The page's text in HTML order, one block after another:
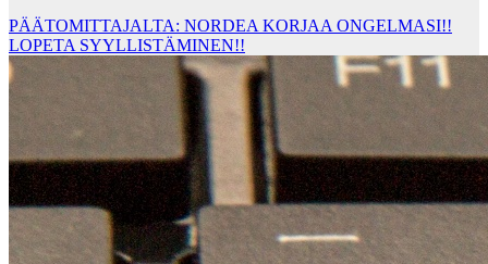
PÄÄTOMITTAJALTA: NORDEA KORJAA ONGELMASI!!
LOPETA SYYLLISTÄMINEN!!